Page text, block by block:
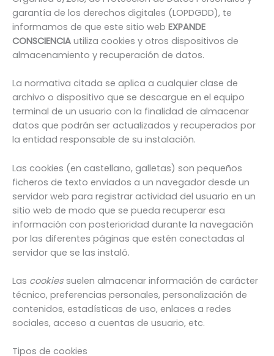
garantía de los derechos digitales (LOPDGDD), te
informamos de que este sitio web EXPANDE
CONSCIENCIA utiliza cookies y otros dispositivos de
almacenamiento y recuperación de datos.
La normativa citada se aplica a cualquier clase de
archivo o dispositivo que se descargue en el equipo
terminal de un usuario con la finalidad de almacenar
datos que podrán ser actualizados y recuperados por
la entidad responsable de su instalación.
Las cookies (en castellano, galletas) son pequeños
ficheros de texto enviados a un navegador desde un
servidor web para registrar actividad del usuario en un
sitio web de modo que se pueda recuperar esa
información con posterioridad durante la navegación
por las diferentes páginas que estén conectadas al
servidor que se las instaló.
Las cookies suelen almacenar información de carácter
técnico, preferencias personales, personalización de
contenidos, estadísticas de uso, enlaces a redes
sociales, acceso a cuentas de usuario, etc.
Tipos de cookies